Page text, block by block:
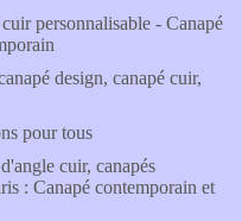
personnalisable - Canapé
design, canapé cuir,
pour tous
cuir, canapés
: Canapé contemporain et